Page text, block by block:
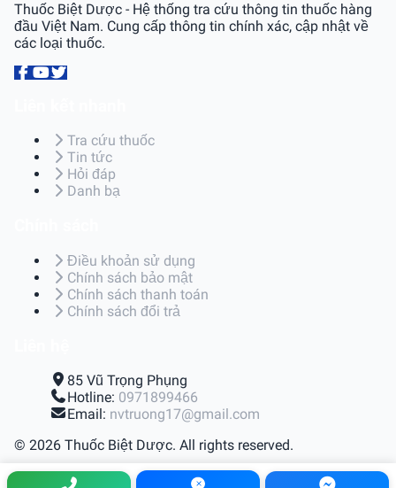
Thuốc Biệt Dược - Hệ thống tra cứu thông tin thuốc hàng
đầu Việt Nam. Cung cấp thông tin chính xác, cập nhật về
các loại thuốc.
Tra cứu thuốc
Tin tức
Hỏi đáp
Danh bạ
Điều khoản sử dụng
Chính sách bảo mật
Chính sách thanh toán
Chính sách đổi trả
85 Vũ Trọng Phụng
Hotline: 0971899466
Email: nvtruong17@gmail.com
© 2026 Thuốc Biệt Dược. All rights reserved.
Điều khoản sử dụng| Chính sách bảo mật|Chính sách